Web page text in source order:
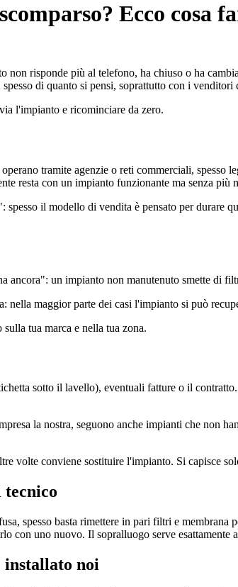
Ecco cosa
non risponde più al telefono, ha chiuso o ha
di quanto si pensi, soprattutto con i
l'impianto e ricominciare da zero.
tramite agenzie o reti commerciali, spesso
resta con un impianto funzionante ma senza più
il modello di vendita è pensato per durare
ancora": un impianto non manutenuto smette di
nella maggior parte dei casi l'impianto si può
tua marca e nella tua zona.
sotto il lavello), eventuali fatture o il
la nostra, seguono anche impianti che
volte conviene sostituire l'impianto. Si capisce
tecnico
spesso basta rimettere in pari filtri e
uno nuovo. Il sopralluogo serve esattamente
installato noi